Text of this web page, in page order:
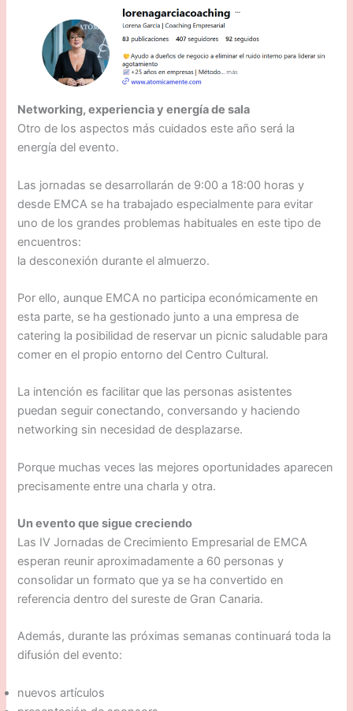
Networking, experiencia y energía de sala
Otro de los aspectos más cuidados este año será la
energía del evento.
Las jornadas se desarrollarán de 9:00 a 18:00 horas y
desde EMCA se ha trabajado especialmente para evitar
uno de los grandes problemas habituales en este tipo de
encuentros:
la desconexión durante el almuerzo.
Por ello, aunque EMCA no participa económicamente en
esta parte, se ha gestionado junto a una empresa de
catering la posibilidad de reservar un picnic saludable para
comer en el propio entorno del Centro Cultural.
La intención es facilitar que las personas asistentes
puedan seguir conectando, conversando y haciendo
networking sin necesidad de desplazarse.
Porque muchas veces las mejores oportunidades aparecen
precisamente entre una charla y otra.
Un evento que sigue creciendo
Las IV Jornadas de Crecimiento Empresarial de EMCA
esperan reunir aproximadamente a 60 personas y
consolidar un formato que ya se ha convertido en
referencia dentro del sureste de Gran Canaria.
Además, durante las próximas semanas continuará toda la
difusión del evento:
nuevos artículos